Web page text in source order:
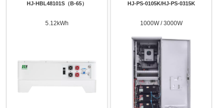
HJ-HBL48101S（B-65）
5.12kWh
HJ-PS-0105K/HJ-PS-0315K
1000W / 3000W